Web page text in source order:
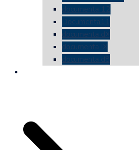
documenta 12
Documenta11
documenta dX
documenta IX
documenta d8